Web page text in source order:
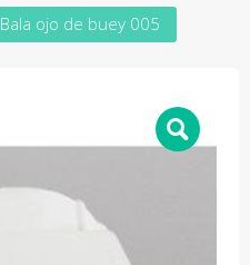
Bala ojo de buey 005